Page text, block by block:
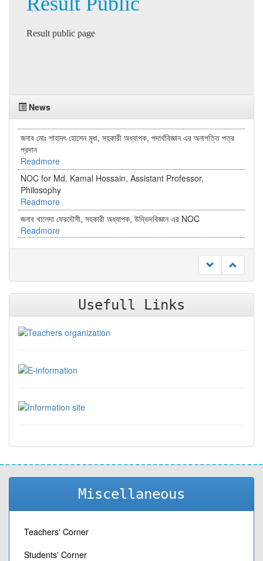
Result public page
News
জনাব মোঃ শাহাদৎ হোসেন মৃধা, সহকারী অধ্যাপক, পদার্থবিজ্ঞান এর অনাপত্তি পত্র
প্রদান
Readmore
NOC for Md. Kamal Hossain, Assistant Professor,
Philosophy
Readmore
জনাব খালেদা ফেরদৌসী, সহকারী অধ্যাপক, উদ্ভিদবিজ্ঞান এর NOC
Readmore
Usefull Links
Miscellaneous
Teachers' Corner
Students' Corner